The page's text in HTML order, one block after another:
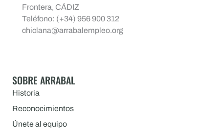
Frontera, CÁDIZ
Teléfono: (+34) 956 900 312
chiclana@arrabalempleo.org
SOBRE ARRABAL
Historia
Reconocimientos
Únete al equipo